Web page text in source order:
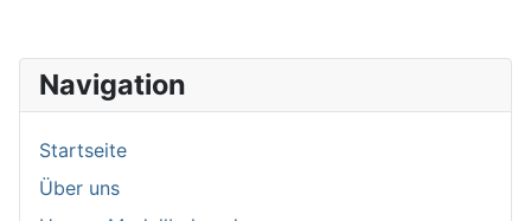
Navigation
Startseite
Über uns